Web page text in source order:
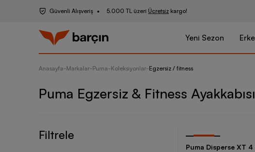
Güvenli Alışveriş 5.000 TL üzeri Ücretsiz kargo!
Yeni Sezon
Anasayfa-Markalar-Puma-Koleksiyonlar-Egzersiz / fitness
Puma Egzersiz & Fitness Ayakkabısı
Filtrele
Puma Disperse XT